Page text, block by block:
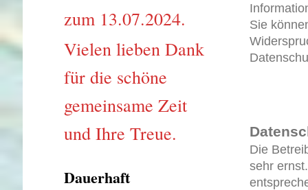
Sie
Die
sehr
zum 13.07.2024.
Vielen lieben Dank
für die schöne
gemeinsame Zeit
und Ihre Treue.
Dauerhaft